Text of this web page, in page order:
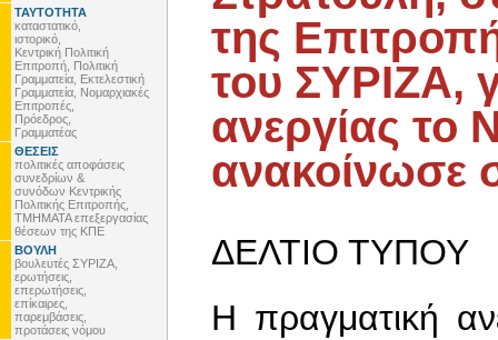
ΤΑΥΤΟΤΗΤΑ
καταστατικό,
ιστορικό,
Κεντρική Πολιτική
Επιτροπή, Πολιτική
Γραμματεία, Εκτελεστική
Γραμματεία, Νομαρχιακές
Επιτροπές,
Πρόεδρος,
Γραμματέας
ΘΕΣΕΙΣ
πολιτικές αποφάσεις
συνεδρίων &
συνόδων Κεντρικής
Πολιτικής Επιτροπής,
ΤΜΗΜΑΤΑ επεξεργασίας
θέσεων της ΚΠΕ
ΒΟΥΛΗ
βουλευτές ΣΥΡΙΖΑ,
ερωτήσεις,
επερωτήσεις,
επίκαιρες,
παρεμβάσεις,
προτάσεις νόμου
της
του ΣΥΡΙΖΑ,
ανεργίας το
ανακοίνωσε
ΔΕΛΤΙΟ ΤΥΠΟΥ
Η πραγματική